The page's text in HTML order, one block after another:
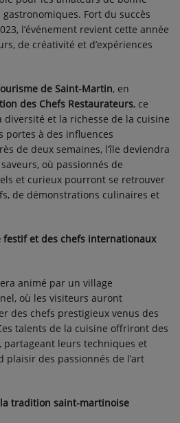
Fort du succès
l’événement revient cette année
de créativité et d’expériences
de Saint-Martin, en
des Chefs Restaurateurs, ce
diversité et la richesse de la cuisine
portes à des influences
de deux semaines, l’île deviendra
où passionnés de
et curieux pourront se retrouver
de démonstrations culinaires et
et des chefs internationaux
animé par un village
où les visiteurs auront
des chefs prestigieux venus des
talents de la cuisine offriront des
leurs techniques et
plaisir des passionnés de l’art
tradition saint-martinoise